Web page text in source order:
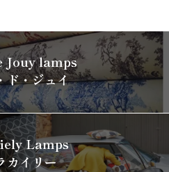
Jouy lamps
ド・ジュイ
Lamps
カイリー